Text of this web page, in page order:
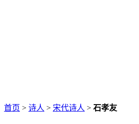
首页 > 诗人 > 宋代诗人 > 石孝友